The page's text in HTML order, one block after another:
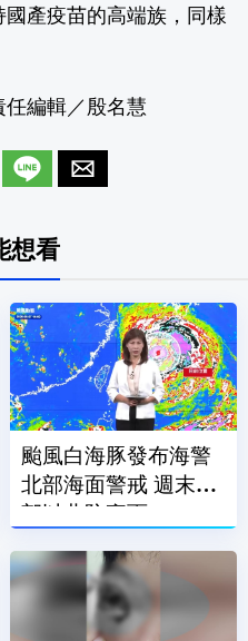
產疫苗的高端族，同樣
編輯／殷名慧
想看
颱風白海豚發布海警
北部海面警戒 週末中
部以北防豪雨